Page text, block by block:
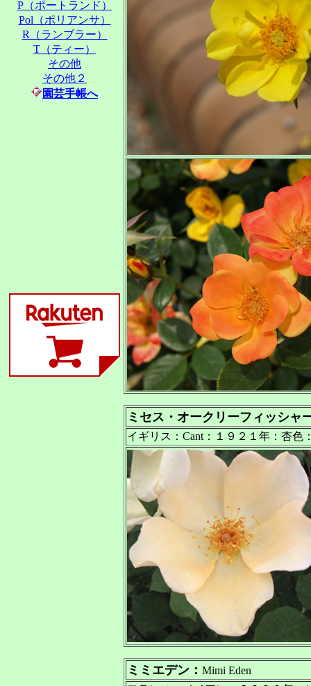
P（ポートランド）
Pol（ポリアンサ）
R（ランブラー）
T（ティー）
その他
その他２
園芸手帳へ
ミセス・オークリーフィッシャ
イギリス：Cant：１９２１年：杏
ミミエデン ： Mimi Eden